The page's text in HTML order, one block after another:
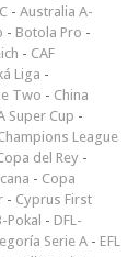
- Australia A-
- Botola Pro -
- CAF
Liga -
Two - China
Super Cup -
League
del Rey -
- Copa
- Cyprus First
Pokal - DFL-
Serie A - EFL